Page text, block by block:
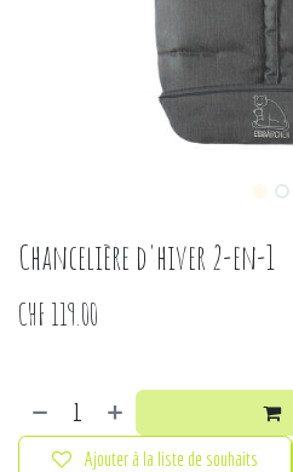
Chancelière d'hiver 2-en-1
CHF 119.00
Ajouter à la liste de souhaits